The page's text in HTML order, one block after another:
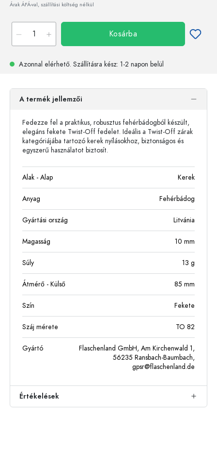
Árak ÁFÁ-val, szállítási költség nélkül
Kosárba
Azonnal elérhető. Szállításra kész: 1-2 napon belül
A termék jellemzői
Fedezze fel a praktikus, robusztus fehérbádogból készült,
elegáns fekete Twist-Off fedelet. Ideális a Twist-Off zárak
kategóriájába tartozó kerek nyílásokhoz, biztonságos és
egyszerű használatot biztosít.
Alak - Alap Kerek
Anyag Fehérbádog
Gyártási ország Litvánia
Magasság 10 mm
Súly 13 g
Átmérő - Külső 85 mm
Szín Fekete
Száj mérete TO 82
Gyártó
Flaschenland GmbH, Am Kirchenwald 1,
56235 Ransbach-Baumbach,
gpsr@flaschenland.de
Értékelések